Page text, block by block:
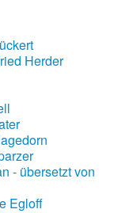
Herder
- übersetzt von
Egloff